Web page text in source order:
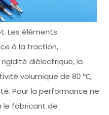
Les éléments
à la traction,
diélectrique, la
volumique de 80 ℃,
Pour la performance ne
fabricant de